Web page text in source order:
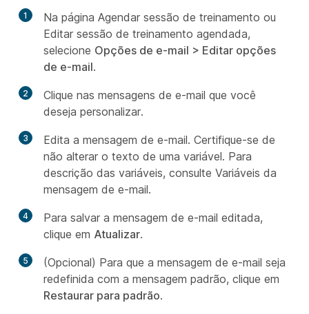
1
Na página Agendar sessão de treinamento ou
Editar sessão de treinamento agendada,
selecione Opções de e-mail > Editar opções
de e-mail.
2
Clique nas mensagens de e-mail que você
deseja personalizar.
3
Edita a mensagem de e-mail. Certifique-se de
não alterar o texto de uma variável. Para
descrição das variáveis, consulte Variáveis da
mensagem de e-mail.
4
Para salvar a mensagem de e-mail editada,
clique em Atualizar.
5
(Opcional) Para que a mensagem de e-mail seja
redefinida com a mensagem padrão, clique em
Restaurar para padrão.